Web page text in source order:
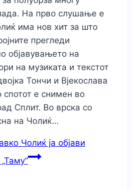
На прво слушање е
има нов хит за што
прегледи
објавувањето на
на музиката и текстот
Тончи и Вјекослава
е снимен во
Сплит. Во врска со
на Чолиќ…
Чолиќ ја објави